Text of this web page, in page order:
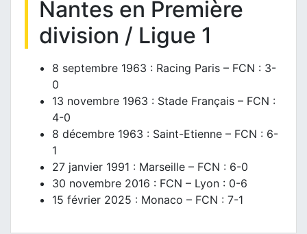
Nantes en Première
division / Ligue 1
8 septembre 1963 : Racing Paris – FCN : 3-
0
13 novembre 1963 : Stade Français – FCN :
4-0
8 décembre 1963 : Saint-Etienne – FCN : 6-
1
27 janvier 1991 : Marseille – FCN : 6-0
30 novembre 2016 : FCN – Lyon : 0-6
15 février 2025 : Monaco – FCN : 7-1